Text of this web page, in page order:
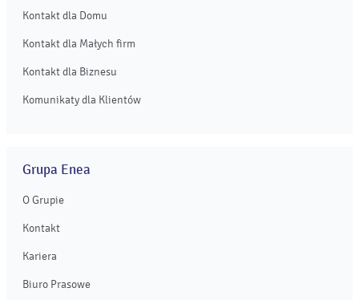
Kontakt dla Domu
Kontakt dla Małych firm
Kontakt dla Biznesu
Komunikaty dla Klientów
Grupa Enea
O Grupie
Kontakt
Kariera
Biuro Prasowe